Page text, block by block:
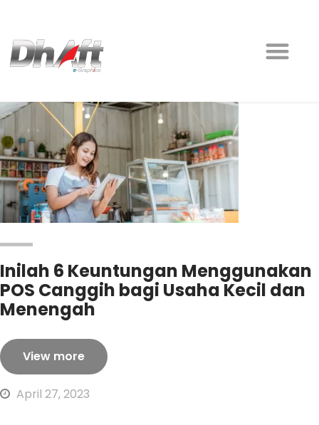
Inilah 6 Keuntungan Menggunakan
POS Canggih bagi Usaha Kecil dan
Menengah
View more
April 27, 2023